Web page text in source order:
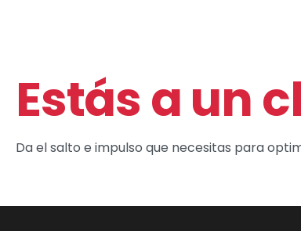
Estás a un
Da el salto e impulso que necesitas para